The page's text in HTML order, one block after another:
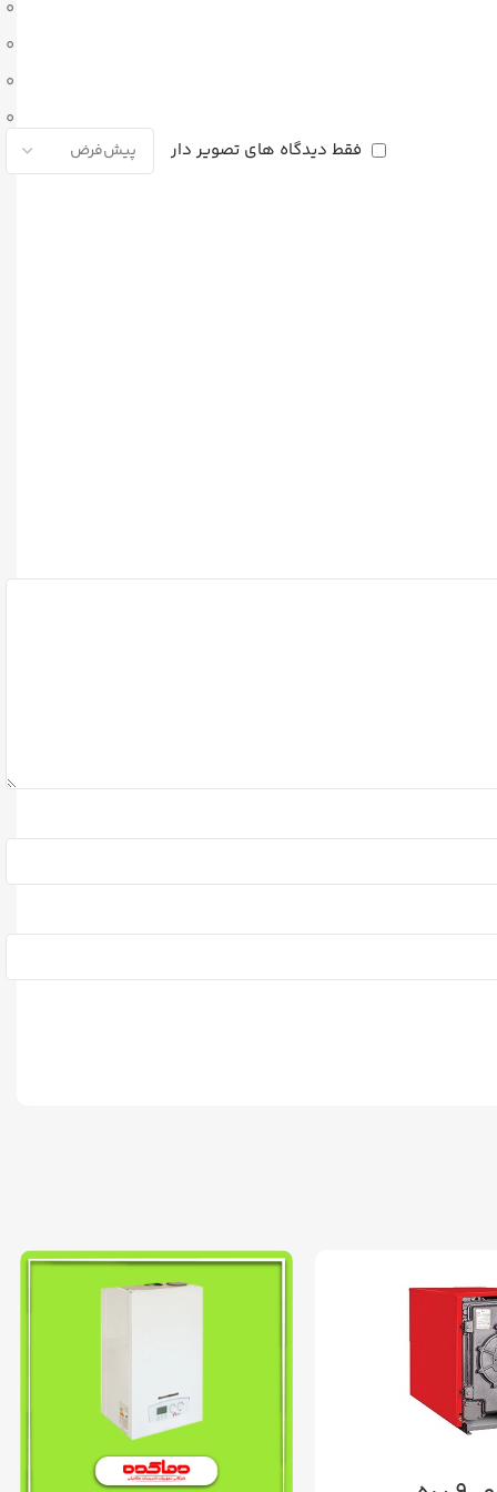
0
0
0
0
فقط دیدگاه های تصویر دار